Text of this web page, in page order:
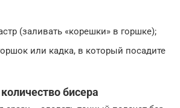
(заливать «корешки» в горшке);
или кадка, в который посадите
бисера